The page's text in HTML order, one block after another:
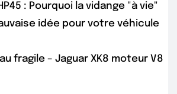
: Pourquoi la vidange "à vie"
idée pour votre véhicule
fragile – Jaguar XK8 moteur V8